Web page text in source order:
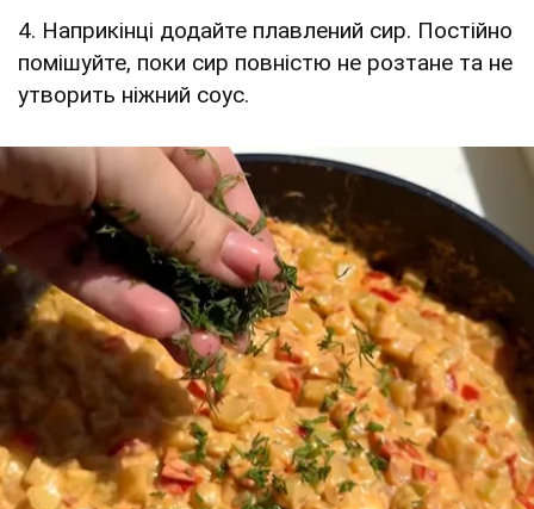
4. Наприкінці додайте плавлений сир. Постійно
помішуйте, поки сир повністю не розтане та не
утворить ніжний соус.